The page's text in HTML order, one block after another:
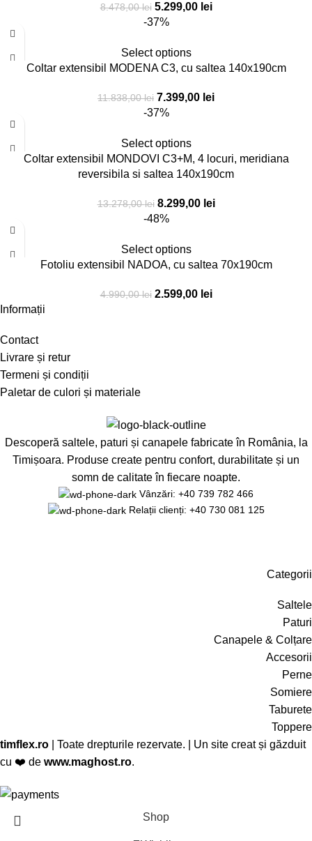
8.478,00lei 5.299,00 lei
-37%
Select options
Coltar extensibil MODENA C3, cu saltea 140x190cm
11.838,00lei 7.399,00 lei
-37%
Select options
Coltar extensibil MONDOVI C3+M, 4 locuri, meridiana
reversibila si saltea 140x190cm
13.278,00lei 8.299,00 lei
-48%
Select options
Fotoliu extensibil NADOA, cu saltea 70x190cm
4.990,00lei 2.599,00 lei
Informații
Contact
Livrare și retur
Termeni și condiții
Paletar de culori și materiale
Descoperă saltele, paturi și canapele fabricate în România, la
Timișoara. Produse create pentru confort, durabilitate și un
somn de calitate în fiecare noapte.
Vânzări: +40 739 782 466
Relații clienți: +40 730 081 125
Categorii
Saltele
Paturi
Canapele & Colțare
Accesorii
Perne
Somiere
Taburete
Toppere
timflex.ro | Toate drepturile rezervate. | Un site creat și găzduit
cu ❤️ de www.maghost.ro.
Shop